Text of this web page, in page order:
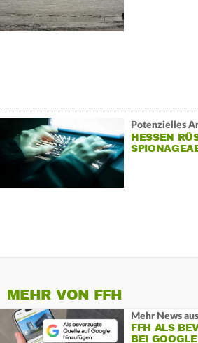
Potenzielles
HESSEN
MEHR VON FFH
Mehr News
FFH ALS
BEI GOOGLE